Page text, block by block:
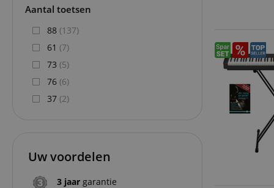
Aantal toetsen
88 (137)
61 (7)
73 (5)
76 (6)
37 (2)
Uw voordelen
3 jaar garantie
Strikt
Zonder strikt
session-id-apay